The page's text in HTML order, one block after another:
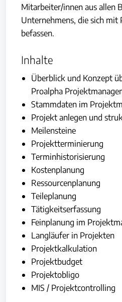
Mitarbeiter/innen aus allen
Unternehmens, die sich
befassen.
Inhalte
Überblick und Konzept
Proalpha
Stammdaten im
Projekt anlegen und
Meilensteine
Projektterminierung
Terminhistorisierung
Kostenplanung
Ressourcenplanung
Teileplanung
Tätigkeitserfassung
Feinplanung im
Langläufer in Projekten
Projektkalkulation
Projektbudget
Projektobligo
MIS / Projektcontrolling